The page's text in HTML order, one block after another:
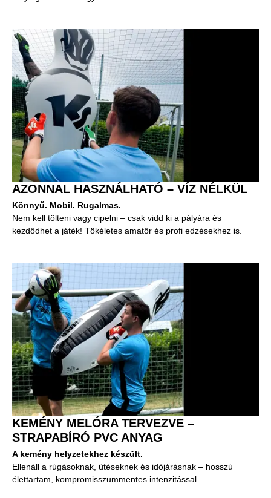
AZONNAL HASZNÁLHATÓ – VÍZ NÉLKÜL
Könnyű. Mobil. Rugalmas.
Nem kell tölteni vagy cipelni – csak vidd ki a pályára és
kezdődhet a játék! Tökéletes amatőr és profi edzésekhez is.
KEMÉNY MELÓRA TERVEZVE –
STRAPABÍRÓ PVC ANYAG
A kemény helyzetekhez készült.
Ellenáll a rúgásoknak, ütéseknek és időjárásnak – hosszú
élettartam, kompromisszummentes intenzitással.